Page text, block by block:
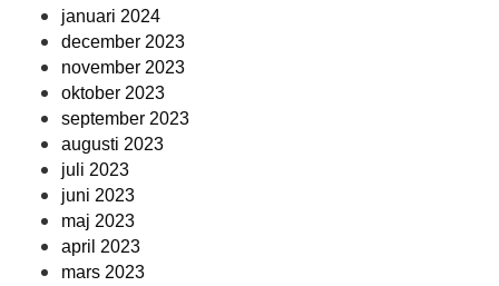
januari 2024
december 2023
november 2023
oktober 2023
september 2023
augusti 2023
juli 2023
juni 2023
maj 2023
april 2023
mars 2023